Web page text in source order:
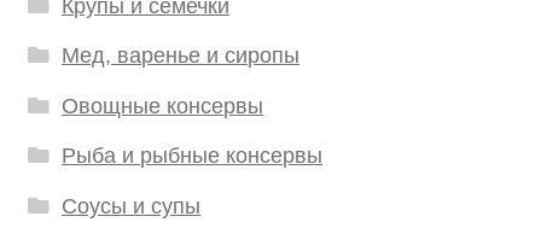
Крупы и семечки
Мед, варенье и сиропы
Овощные консервы
Рыба и рыбные консервы
Соусы и супы